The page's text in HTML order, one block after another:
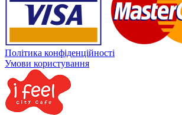
Політика конфіденційності
Умови користування